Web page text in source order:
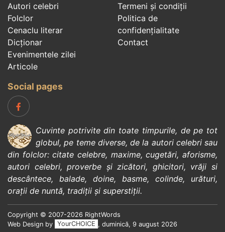
Autori celebri
Folclor
Cenaclu literar
Dicționar
Evenimentele zilei
Articole
Termeni și condiții
Politica de
confidenţialitate
Contact
Social pages
Cuvinte potrivite din toate timpurile, de pe tot
globul, pe teme diverse, de la autori celebrisau
din folclor:citate celebre, maxime,cugetări,aforisme,
autori celebri,proverbe și zicători, ghicitori, vrăji si
descântece, balade, doine, basme, colinde, urături,
orații de nuntă, tradiții și superstiții.
Copyright © 2007-2026 RightWords
Web Design by
YourCHOICE , duminică, 9 august 2026